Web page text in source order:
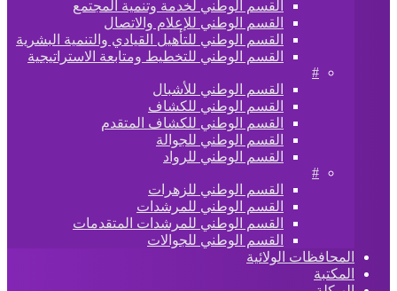
القسم الوطني لخدمة وتنمية المجتمع
القسم الوطني للإعلام والاتصال
القسم الوطني للتأهيل القيادي والتنمية البشرية
القسم الوطني للتخطيط ومتابعة الاستراتيجية
#
القسم الوطني للأشبال
القسم الوطني للكشاف
القسم الوطني للكشاف المتقدم
القسم الوطني للجوالة
القسم الوطني للرواد
#
القسم الوطني للزهرات
القسم الوطني للمرشدات
القسم الوطني للمرشدات المتقدمات
القسم الوطني للجوالات
المحافظات الولائية
المكتبة